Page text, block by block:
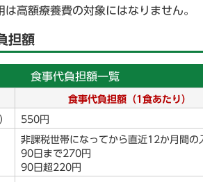
は高額療養費の対象にはなりません。
担額
食事代負担額一覧
食事代負担額（1食あたり）
550円
非課税世帯になってから直近12か月間の
90日まで270円
90日超220円